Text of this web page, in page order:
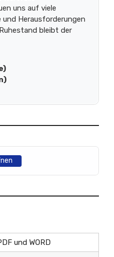
uns auf viele
Herausforderungen
bleibt der
und WORD